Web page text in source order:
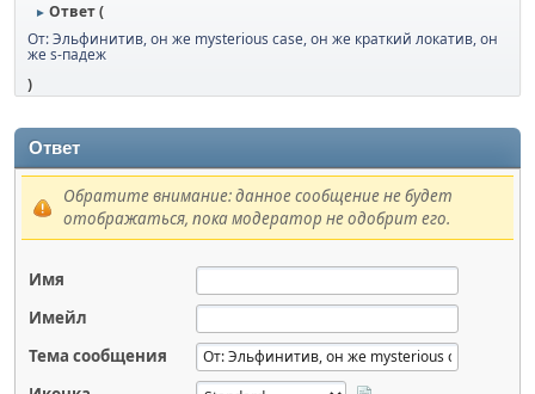
► Ответ (
От: Эльфинитив, он же mysterious case, он же краткий локатив, он
же s-падеж
)
Ответ
Обратите внимание: данное сообщение не будет
отображаться, пока модератор не одобрит его.
Имя
Имейл
Тема сообщения